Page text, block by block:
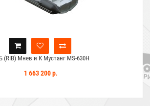
Мнев и К Мустанг MS-630H
1 663 200 р.